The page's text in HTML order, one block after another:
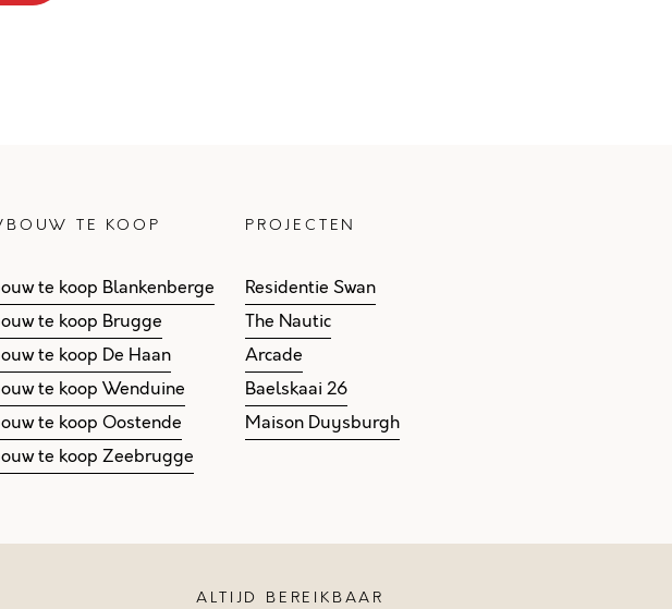
TE KOOP
te koop Blankenberge
te koop Brugge
te koop De Haan
te koop Wenduine
te koop Oostende
te koop Zeebrugge
PROJECTEN
Residentie Swan
The Nautic
Arcade
Baelskaai 26
Maison Duysburgh
ALTIJD BEREIKBAAR